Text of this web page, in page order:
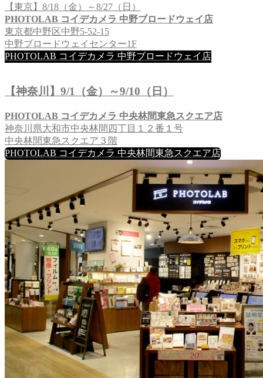
【東京】8/18（金）～8/27（日）
PHOTOLAB コイデカメラ 中野ブロードウェイ店
東京都中野区中野5-52-15
中野ブロードウェイセンター1F
PHOTOLAB コイデカメラ 中野ブロードウェイ店
【神奈川】9/1（金）～9/10（日）
PHOTOLAB コイデカメラ 中央林間東急スクエア店
神奈川県大和市中央林間四丁目１２番１号
中央林間東急スクエア３階
PHOTOLAB コイデカメラ 中央林間東急スクエア店